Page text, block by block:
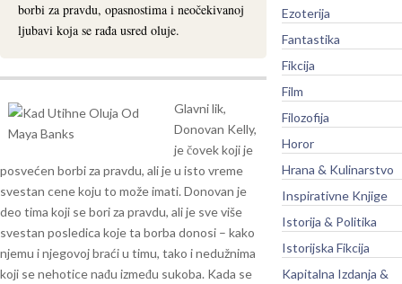
borbi za pravdu, opasnostima i neočekivanoj
ljubavi koja se rađa usred oluje.
Glavni lik,
Donovan Kelly,
je čovek koji je
posvećen borbi za pravdu, ali je u isto vreme
svestan cene koju to može imati. Donovan je
deo tima koji se bori za pravdu, ali je sve više
svestan posledica koje ta borba donosi – kako
njemu i njegovoj braći u timu, tako i nedužnima
koji se nehotice nađu između sukoba. Kada se
Ezoterija
Fantastika
Fikcija
Film
Filozofija
Horor
Hrana & Kulinarstvo
Inspirativne Knjige
Istorija & Politika
Istorijska Fikcija
Kapitalna Izdanja &